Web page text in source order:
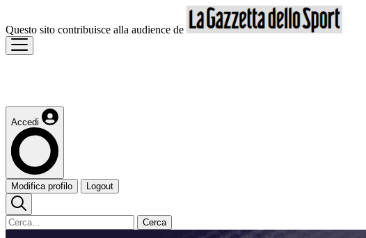
Questo sito contribuisce alla audience de
Accedi
Modifica profilo Logout
Cerca